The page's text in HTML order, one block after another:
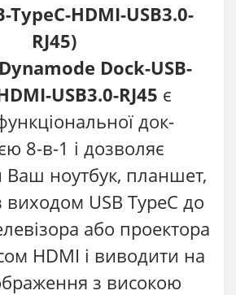
TypeC-HDMI-USB3.0-
RJ45)
Dock-USB-
USB3.0-RJ45 є
док-
8-в-1 і дозволяє
Ваш ноутбук, планшет,
USB TypeC до
або проектора
HDMI і виводити на
з високою